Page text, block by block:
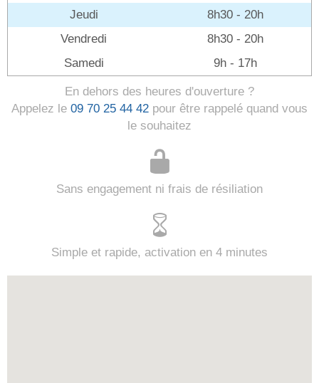
Jeudi
8h30 - 20h
Vendredi
8h30 - 20h
Samedi
9h - 17h
En dehors des heures d'ouverture ?
Appelez le 09 70 25 44 42 pour être rappelé quand vous
le souhaitez
Sans engagement ni frais de résiliation
Simple et rapide, activation en 4 minutes